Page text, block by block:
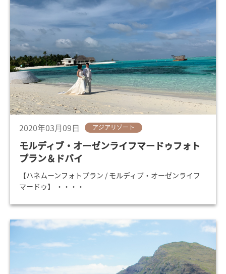
2020年03月09日 アジアリゾート
モルディブ・オーゼンライフマードゥフォト
プラン＆ドバイ
【ハネムーンフォトプラン / モルディブ・オーゼンライフ
マードゥ】 ・・・・